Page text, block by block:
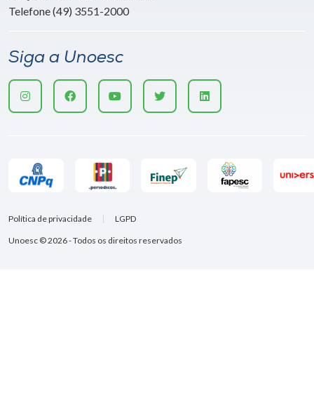
Telefone (49) 3551-2000
Siga a Unoesc
Unoesc © 2026 - Todos os direitos reservados
Política de privacidade LGPD